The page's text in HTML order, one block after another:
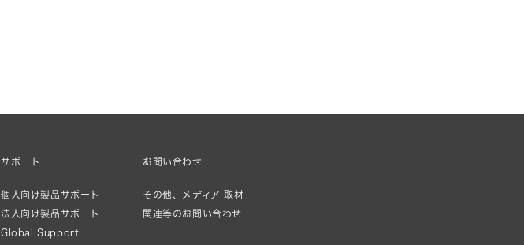
サポート
個人向け製品サポート
法人向け製品サポート
Global Support
お問い合わせ
その他、メディア 取材
関連等のお問い合わせ